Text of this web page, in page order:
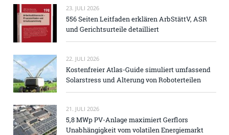
23. JULI 2026
556 Seiten Leitfaden erklären ArbStättV, ASR
und Gerichtsurteile detailliert
22. JULI 2026
Kostenfreier Atlas-Guide simuliert umfassend
Solarstress und Alterung von Roboterteilen
21. JULI 2026
5,8 MWp PV-Anlage maximiert Gerflors
Unabhängigkeit vom volatilen Energiemarkt